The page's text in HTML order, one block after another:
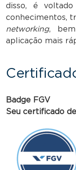
disso, é
conhecimentos,
networking,
aplicação mais
Badge FGV
Seu certificado